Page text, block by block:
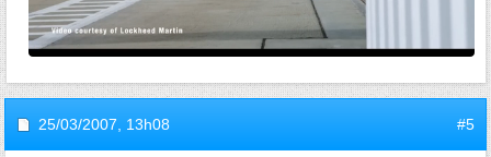
25/03/2007, 13h08 #5